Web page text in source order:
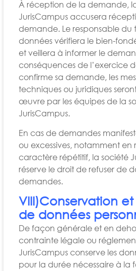
À réception de la demande,
JurisCampus accusera
demande. Le responsable du
données vérifiera le bien-
et veillera à informer le
conséquences de l’exercice
confirme sa demande, les
techniques ou juridiques
œuvre par les équipes de la
JurisCampus.
En cas de demandes
ou excessives, notamment en
caractère répétitif, la société
réserve le droit de refuser de
demandes.
VIII)Conservation
de données
De façon générale et en
contrainte légale ou
JurisCampus conserve les
pour la durée nécessaire à la